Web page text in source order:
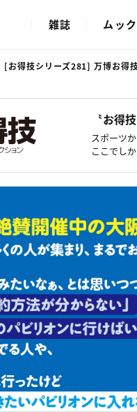
雑誌 ムック
[お得技シリーズ281] 万博お得
〝お得
スポーツ
ここでし